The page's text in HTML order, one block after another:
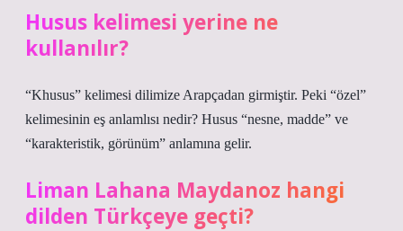
Husus kelimesi yerine ne
kullanılır?
“Khusus” kelimesi dilimize Arapçadan girmiştir. Peki “özel”
kelimesinin eş anlamlısı nedir? Husus “nesne, madde” ve
“karakteristik, görünüm” anlamına gelir.
Liman Lahana Maydanoz hangi
dilden Türkçeye geçti?